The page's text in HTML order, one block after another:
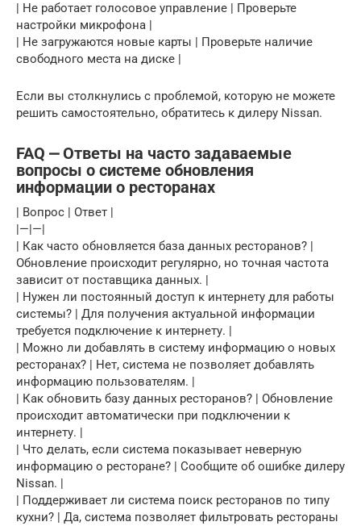
| Не работает голосовое управление | Проверьте
настройки микрофона |
| Не загружаются новые карты | Проверьте наличие
свободного места на диске |
Если вы столкнулись с проблемой, которую не можете
решить самостоятельно, обратитесь к дилеру Nissan.
FAQ ⎼ Ответы на часто задаваемые
вопросы о системе обновления
информации о ресторанах
| Вопрос | Ответ |
|—|—|
| Как часто обновляется база данных ресторанов? |
Обновление происходит регулярно, но точная частота
зависит от поставщика данных. |
| Нужен ли постоянный доступ к интернету для работы
системы? | Для получения актуальной информации
требуется подключение к интернету. |
| Можно ли добавлять в систему информацию о новых
ресторанах? | Нет, система не позволяет добавлять
информацию пользователям. |
| Как обновить базу данных ресторанов? | Обновление
происходит автоматически при подключении к
интернету. |
| Что делать, если система показывает неверную
информацию о ресторане? | Сообщите об ошибке дилеру
Nissan. |
| Поддерживает ли система поиск ресторанов по типу
кухни? | Да, система позволяет фильтровать рестораны